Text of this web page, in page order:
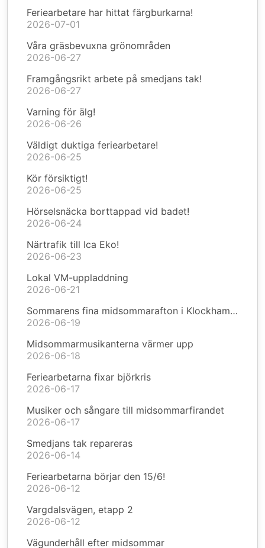
Feriearbetare har hittat färgburkarna!
2026-07-01
Våra gräsbevuxna grönområden
2026-06-27
Framgångsrikt arbete på smedjans tak!
2026-06-27
Varning för älg!
2026-06-26
Väldigt duktiga feriearbetare!
2026-06-25
Kör försiktigt!
2026-06-25
Hörselsnäcka borttappad vid badet!
2026-06-24
Närtrafik till Ica Eko!
2026-06-23
Lokal VM-uppladdning
2026-06-21
Sommarens fina midsommarafton i Klockhammar
2026-06-19
Midsommarmusikanterna värmer upp
2026-06-18
Feriearbetarna fixar björkris
2026-06-17
Musiker och sångare till midsommarfirandet
2026-06-17
Smedjans tak repareras
2026-06-14
Feriearbetarna börjar den 15/6!
2026-06-12
Vargdalsvägen, etapp 2
2026-06-12
Vägunderhåll efter midsommar